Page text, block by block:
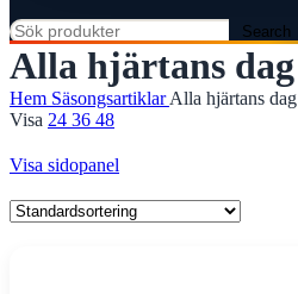
Search
Alla hjärtans dag
Hem SäsongsartiklarAlla hjärtans dag
Visa 24 36 48
Visa sidopanel